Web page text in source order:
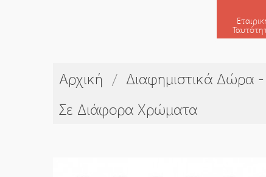
Αρχική Διαφημιστικά Δώρα
Σε Διάφορα Χρώματα